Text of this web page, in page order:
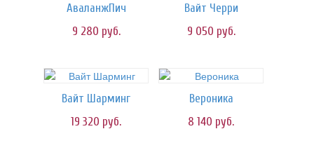
АваланжПич
9 280 руб.
Вайт Черри
9 050 руб.
Вайт Шарминг
19 320 руб.
Вероника
8 140 руб.